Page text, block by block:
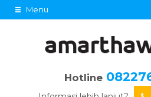
Menu
Hotline